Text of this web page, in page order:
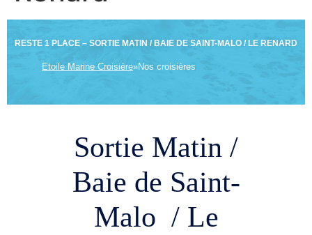
RESTE 1 PLACE – SORTIE MATIN / BAIE DE SAINT-MALO / LE RENARD
Etoile Marine Croisière»Nos croisières
Sortie Matin /
Baie de Saint-
Malo / Le